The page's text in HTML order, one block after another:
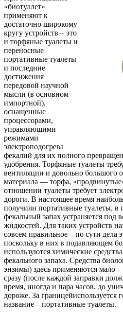
«биотуалет»
применяют к
достаточно широкому
кругу устройств – это
и торфяные туалеты и
переносные
портативные туалеты
и последние
достижения
передовой научной
мысли (в основном
импортной),
оснащенные
процессорами,
управляющими
режимами
электроподогрева
фекалий для их полного
удобрения. Торфяные туалеты
вентиляции и довольно большого
материала — торфа,
отношении туалеты требует
дороги. В настоящее время
получили портативные туалеты, в
фекальный запах устраняется под
жидкостей. Для таких устройств
совсем правильное – по сути дела
поскольку в них в подавляющем
используются химические
фекального запаха. Средства
энзимы) здесь применяются мало
сразу (после каждой заправки
время, иногда и пара часов, до
дороже. За границейиспользуется
название – портативные туалеты.